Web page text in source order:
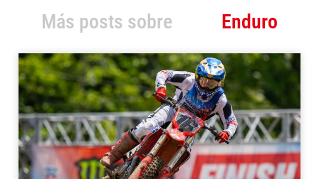
Más posts sobre Enduro